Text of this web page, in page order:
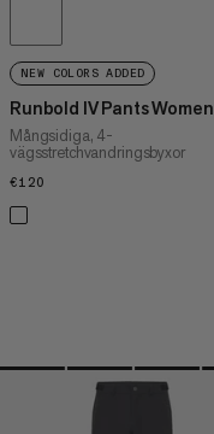
NEW COLORS ADDED
Runbold IV Pants Women
Mångsidiga, 4-
vägsstretchvandringsbyxor
€120